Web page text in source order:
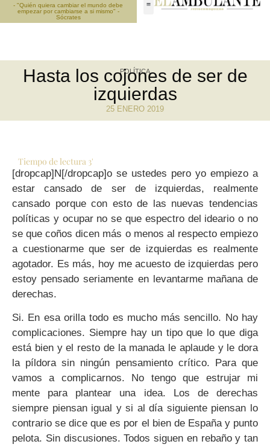
- "Quién quiera cambiar el mundo debe
empezar por cambiarse a si mismo" -
Sócrates
POLÍTICA
Hasta los cojones de ser de
izquierdas
25 ENERO 2019
Tiempo de lectura 3'
[dropcap]N[/dropcap]o se ustedes pero yo empiezo a
estar cansado de ser de izquierdas, realmente
cansado porque con esto de las nuevas tendencias
políticas y ocupar no se que espectro del ideario o no
se que coños dicen más o menos al respecto empiezo
a cuestionarme que ser de izquierdas es realmente
agotador. Es más, hoy me acuesto de izquierdas pero
estoy pensado seriamente en levantarme mañana de
derechas.
Si. En esa orilla todo es mucho más sencillo. No hay
complicaciones. Siempre hay un tipo que lo que diga
está bien y el resto de la manada le aplaude y le dora
la píldora sin ningún pensamiento crítico. Para que
vamos a complicarnos. No tengo que estrujar mi
mente para plantear una idea. Los de derechas
siempre piensan igual y si al día siguiente piensan lo
contrario se dice que es por el bien de España y punto
pelota. Sin discusiones. Todos siguen en rebaño y tan